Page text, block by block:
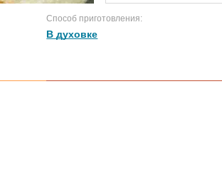
Способ приготовления:
В духовке